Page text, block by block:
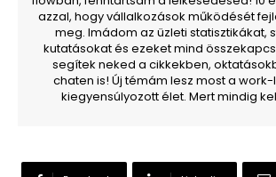
azzal, hogy vállalkozások működését
meg. Imádom az üzleti statisztikákat,
kutatásokat és ezeket mind
segítek neked a cikkekben,
chaten is! Új témám lesz most a
kiegyensúlyozott élet. Mert mindig